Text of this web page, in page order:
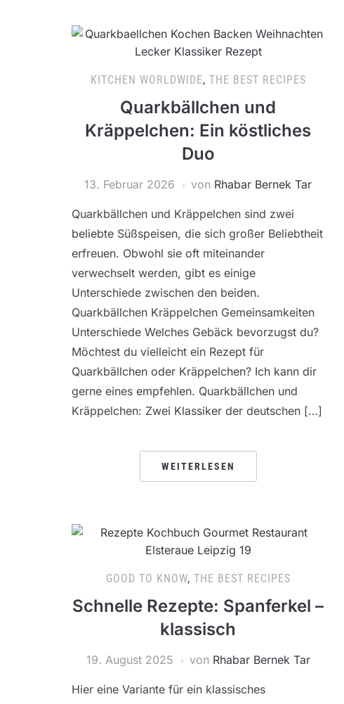
KITCHEN WORLDWIDE, THE BEST RECIPES
Quarkbällchen und
Kräppelchen: Ein köstliches
Duo
13. Februar 2026 von Rhabar Bernek Tar
Quarkbällchen und Kräppelchen sind zwei
beliebte Süßspeisen, die sich großer Beliebtheit
erfreuen. Obwohl sie oft miteinander
verwechselt werden, gibt es einige
Unterschiede zwischen den beiden.
Quarkbällchen Kräppelchen Gemeinsamkeiten
Unterschiede Welches Gebäck bevorzugst du?
Möchtest du vielleicht ein Rezept für
Quarkbällchen oder Kräppelchen? Ich kann dir
gerne eines empfehlen. Quarkbällchen und
Kräppelchen: Zwei Klassiker der deutschen […]
WEITERLESEN
GOOD TO KNOW, THE BEST RECIPES
Schnelle Rezepte: Spanferkel –
klassisch
19. August 2025 von Rhabar Bernek Tar
Hier eine Variante für ein klassisches